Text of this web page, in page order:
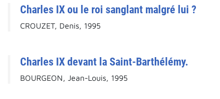
Charles IX ou le roi sanglant malgré lui ?
CROUZET, Denis, 1995
Charles IX devant la Saint-Barthélémy.
BOURGEON, Jean-Louis, 1995